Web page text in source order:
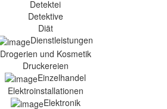
Detektei
Detektive
Diät
Dienstleistungen
Drogerien und Kosmetik
Druckereien
Einzelhandel
Elektroinstallationen
Elektronik